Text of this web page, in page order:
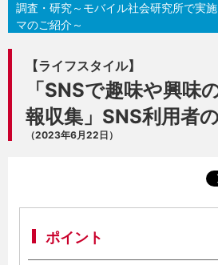
【ライフスタイル】
「SNSで趣味や興味
報収集」SNS利用者
（2023年6月22日）
調査・研究～モバイル社会研究所で実
マのご紹介～
ポイント